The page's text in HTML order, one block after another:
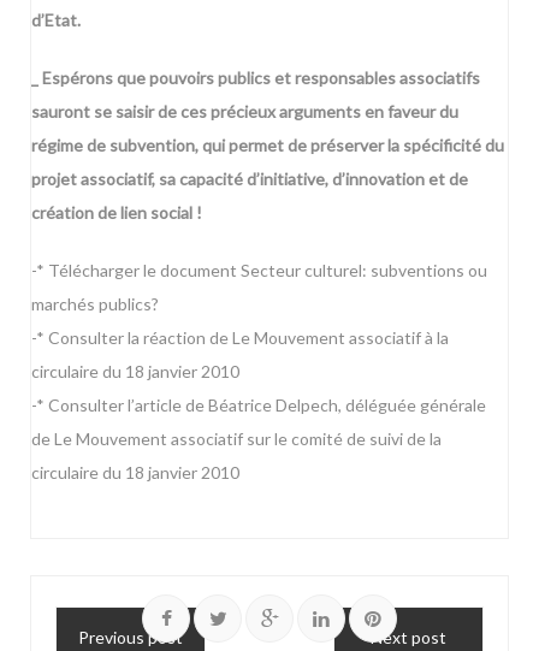
d’Etat.
_ Espérons que pouvoirs publics et responsables associatifs
sauront se saisir de ces précieux arguments en faveur du
régime de subvention, qui permet de préserver la spécificité du
projet associatif, sa capacité d’initiative, d’innovation et de
création de lien social !
-* Télécharger le document Secteur culturel: subventions ou
marchés publics?
-* Consulter la réaction de Le Mouvement associatif à la
circulaire du 18 janvier 2010
-* Consulter l’article de Béatrice Delpech, déléguée générale
de Le Mouvement associatif sur le comité de suivi de la
circulaire du 18 janvier 2010
Previous post Next post